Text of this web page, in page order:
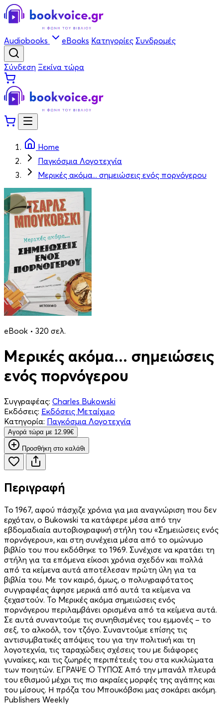
Audiobooks eBooks Κατηγορίες Συνδρομές
Σύνδεση Ξεκίνα τώρα
Home
Παγκόσμια Λογοτεχνία
Μερικές ακόμα... σημειώσεις ενός πορνόγερου
eBook • 320 σελ.
Μερικές ακόμα... σημειώσεις
ενός πορνόγερου
Συγγραφέας: Charles Bukowski
Εκδόσεις: Εκδόσεις Μεταίχμιο
Κατηγορία: Παγκόσμια Λογοτεχνία
Aγορά τώρα με 12.99€
Προσθήκη στο καλάθι
Περιγραφή
To 1967, αφού πάσχιζε χρόνια για μια αναγνώριση που δεν
ερχόταν, ο Bukowski τα κατάφερε μέσα από την
εβδομαδιαία αυτοβιογραφική στήλη του «Σημειώσεις ενός
πορνόγερου», και στη συνέχεια μέσα από το ομώνυμο
βιβλίο του που εκδόθηκε το 1969. Συνέχισε να κρατάει τη
στήλη για τα επόμενα είκοσι χρόνια σχεδόν και πολλά
από τα κείμενα αυτά αποτέλεσαν πρώτη ύλη για τα
βιβλία του. Με τον καιρό, όμως, ο πολυγραφότατος
συγγραφέας άφησε μερικά από αυτά τα κείμενα να
ξεχαστούν. Το Μερικές ακόμα σημειώσεις ενός
πορνόγερου περιλαμβάνει ορισμένα από τα κείμενα αυτά.
Σε αυτά συναντούμε τις συνηθισμένες του εμμονές – το
σεξ, το αλκοόλ, τον τζόγο. Συναντούμε επίσης τις
αντισυμβατικές απόψεις του για την πολιτική και τη
λογοτεχνία, τις ταραχώδεις σχέσεις του με διάφορες
γυναίκες, και τις ζωηρές περιπέτειές του στα κυκλώματα
των ποιητών. ΕΓΡΑΨΕ Ο ΤΥΠΟΣ Από την μπανάλ πλευρά
του εθισμού μέχρι τις πιο ακραίες μορφές της αγάπης και
του μίσους. Η πρόζα του Μπουκόβσκι μας σοκάρει ακόμη.
Publishers Weekly